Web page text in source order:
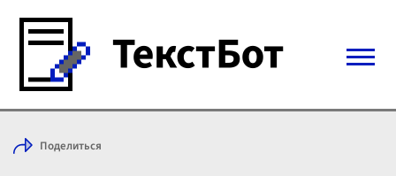
Войти с Telegram
Поделиться